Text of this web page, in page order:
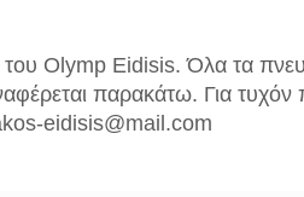
Olymp Eidisis. Όλα τα
παρακάτω. Για τυχόν
eidisis@mail.com